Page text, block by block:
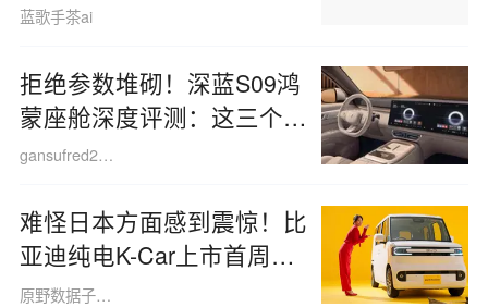
里，对比腾势D9，家庭用
蓝歌手茶ai
拒绝参数堆砌！深蓝S09鸿
蒙座舱深度评测：这三个隐
藏功能，竟让车机体验提升
gansufred260506
难怪日本方面感到震惊！比
亚迪纯电K-Car上市首周订
单量即突破5000台
原野数据子130225